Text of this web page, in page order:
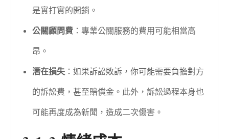
是實打實的開銷。
公關顧問費 ：專業公關服務的費用可能相當高
昂。
潛在損失：如果訴訟敗訴，你可能需要負擔對方
的訴訟費，甚至賠償金。此外，訴訟過程本身也
可能再度成為新聞，造成二次傷害。